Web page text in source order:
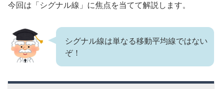
今回は「シグナル線」に焦点を当てて解説します。
シグナル線は単なる移動平均線ではない
ぞ！